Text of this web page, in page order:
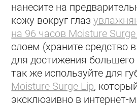
нанесите на
кожу вокруг глаз
на 96 часов Moisture Surge
слоем (храните средство
для достижения
так же используйте для
Moisture Surge Lip,
эксклюзивно в интернет-